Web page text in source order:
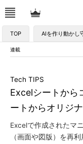
TOP AIを作り動かし
連載
Excelシートか
ートからオリジ
Tech TIPS
Excelで作成されたマ
（画面や図版）を再